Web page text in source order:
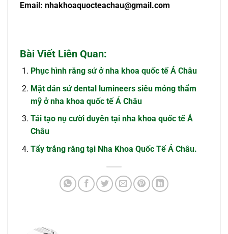
Email: nhakhoaquocteachau@gmail.com
Bài Viết Liên Quan:
Phục hình răng sứ ở nha khoa quốc tế Á Châu
Mặt dán sứ dental lumineers siêu mỏng thẩm
mỹ ở nha khoa quốc tế Á Châu
Tái tạo nụ cười duyên tại nha khoa quốc tế Á
Châu
Tẩy trắng răng tại Nha Khoa Quốc Tế Á Châu.